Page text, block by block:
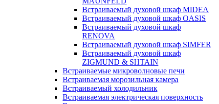
Встраиваемый духовой шкаф MIDEA
Встраиваемый духовой шкаф OASIS
Встраиваемый духовой шкаф
RENOVA
Встраиваемый духовой шкаф SIMFER
Встраиваемый духовой шкаф
ZIGMUND & SHTAIN
Встраиваемые микроволновые печи
Встраиваемая морозильная камера
Встраиваемый холодильник
Встраиваемая электрическая поверхность